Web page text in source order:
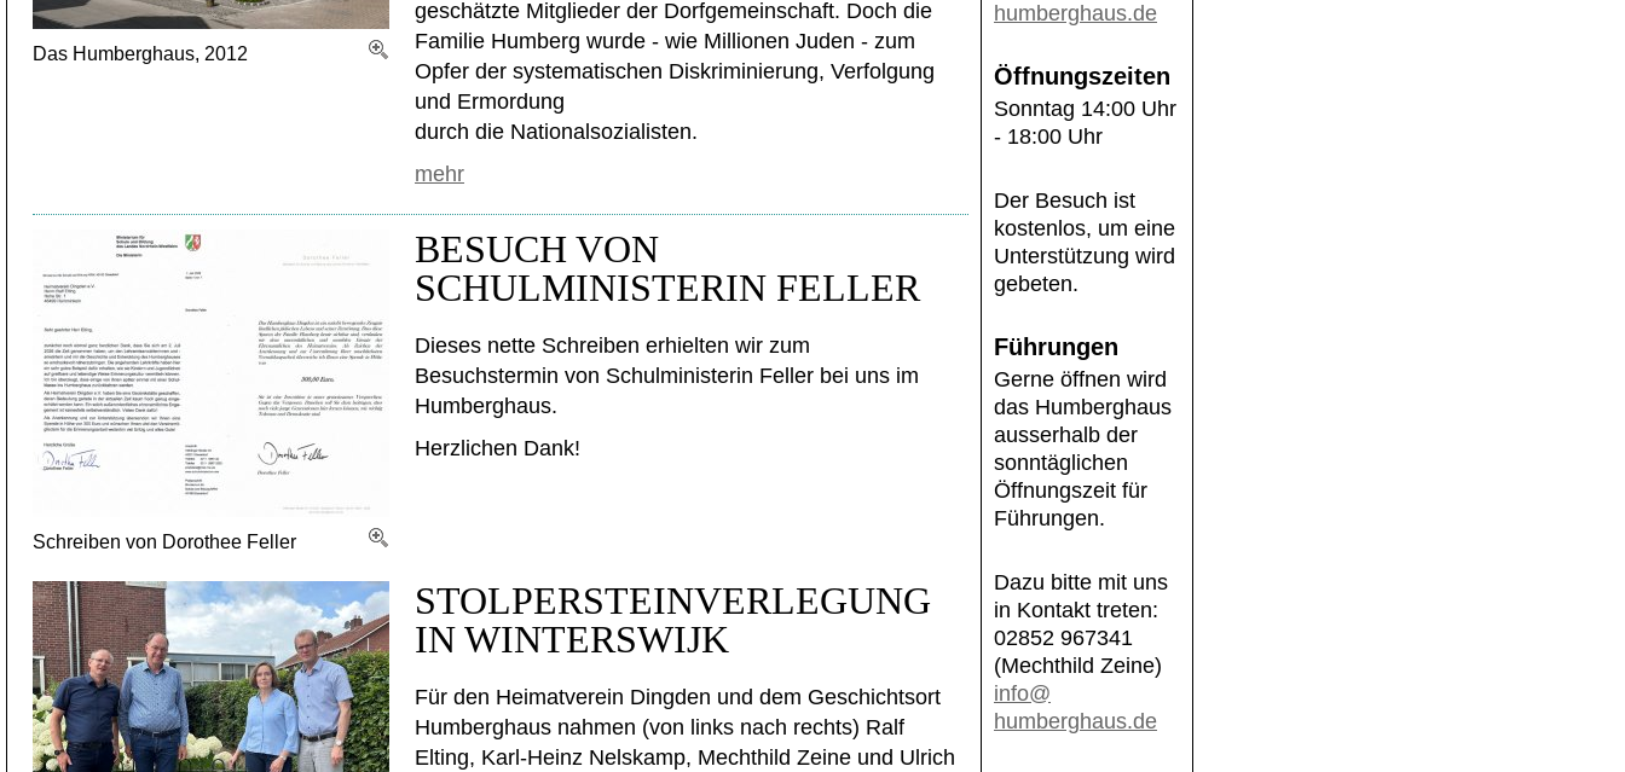
Das Humberghaus, 2012
geschätzte Mitglieder der Dorfgemeinschaft. Doch die
Familie Humberg wurde - wie Millionen Juden - zum
Opfer der systematischen Diskriminierung, Verfolgung
und Ermordung
durch die Nationalsozialisten.
mehr
Schreiben von Dorothee Feller
BESUCH VON
SCHULMINISTERIN FELLER
Dieses nette Schreiben erhielten wir zum
Besuchstermin von Schulministerin Feller bei uns im
Humberghaus.
Herzlichen Dank!
STOLPERSTEINVERLEGUNG
IN WINTERSWIJK
Für den Heimatverein Dingden und dem Geschichtsort
Humberghaus nahmen (von links nach rechts) Ralf
Elting, Karl-Heinz Nelskamp, Mechthild Zeine und Ulrich
humberghaus.de
Öffnungszeiten
Sonntag 14:00 Uhr
- 18:00 Uhr
Der Besuch ist
kostenlos, um eine
Unterstützung wird
gebeten.
Führungen
Gerne öffnen wird
das Humberghaus
ausserhalb der
sonntäglichen
Öffnungszeit für
Führungen.
Dazu bitte mit uns
in Kontakt treten:
02852 967341
(Mechthild Zeine)
info@
humberghaus.de